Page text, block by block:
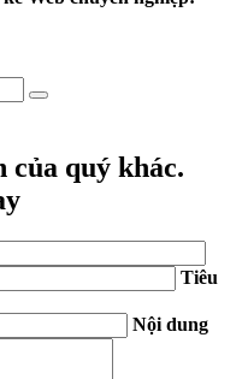
của quý khác.
Tiêu
Nội dung